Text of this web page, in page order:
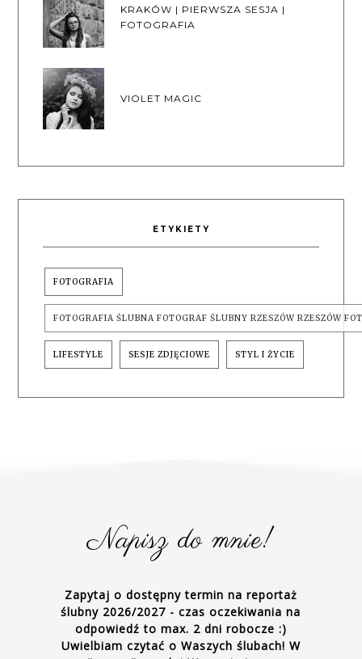
KRAKÓW | PIERWSZA SESJA |
FOTOGRAFIA
VIOLET MAGIC
ETYKIETY
FOTOGRAFIA
FOTOGRAFIA ŚLUBNA FOTOGRAF ŚLUBNY RZESZÓW RZESZÓW
LIFESTYLE SESJE ZDJĘCIOWE STYL I ŻYCIE
Napisz do mnie!
Zapytaj o dostępny termin na reportaż
ślubny 2026/2027 - czas oczekiwania na
odpowiedź to max. 2 dni robocze :)
Uwielbiam czytać o Waszych ślubach! W